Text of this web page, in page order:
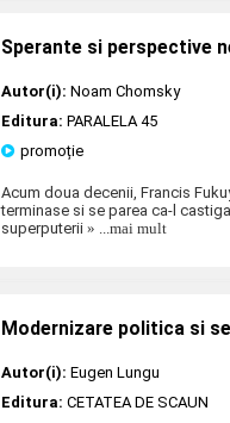
Sperante si perspective
Autor(i): Noam Chomsky
Editura: PARALELA 45
promoție
Acum doua decenii, Francis
terminase si se parea ca-l
superputerii » ...mai mult
Modernizare politica si
Autor(i): Eugen Lungu
Editura: CETATEA DE SCAUN